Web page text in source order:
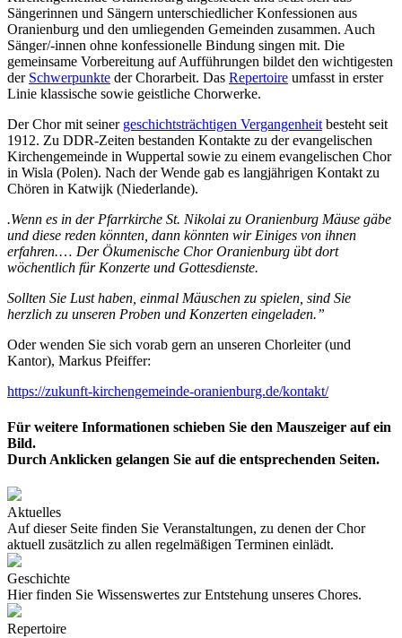
Sängerinnen und Sängern unterschiedlicher Konfessionen aus
Oranienburg und den umliegenden Gemeinden zusammen. Auch
Sänger/-innen ohne konfessionelle Bindung singen mit. Die
gemeinsame Vorbereitung auf Aufführungen bildet den wichtigesten
der Schwerpunkte der Chorarbeit. Das Repertoire umfasst in erster
Linie klassische sowie geistliche Chorwerke.
Der Chor mit seiner geschichtsträchtigen Vergangenheit besteht seit
1912. Zu DDR-Zeiten bestanden Kontakte zu der evangelischen
Kirchengemeinde in Wuppertal sowie zu einem evangelischen Chor
in Wisla (Polen). Nach der Wende gab es langjährigen Kontakt zu
Chören in Katwijk (Niederlande).
.Wenn es in der Pfarrkirche St. Nikolai zu Oranienburg Mäuse gäbe
und diese reden könnten, dann könnten wir Einiges von ihnen
erfahren.… Der Ökumenische Chor Oranienburg übt dort
wöchentlich für Konzerte und Gottesdienste.
Sollten Sie Lust haben, einmal Mäuschen zu spielen, sind Sie
herzlich zu unseren Proben und Konzerten eingeladen.”
Oder wenden Sie sich vorab gern an unseren Chorleiter (und
Kantor), Markus Pfeiffer:
https://zukunft-kirchengemeinde-oranienburg.de/kontakt/
Für weitere Informationen schieben Sie den Mauszeiger auf ein
Bild.
Durch Anklicken gelangen Sie auf die entsprechenden Seiten.
Aktuelles
Auf dieser Seite finden Sie Veranstaltungen, zu denen der Chor
aktuell zusätzlich zu allen regelmäßigen Terminen einlädt.
Geschichte
Hier finden Sie Wissenswertes zur Entstehung unseres Chores.
Repertoire